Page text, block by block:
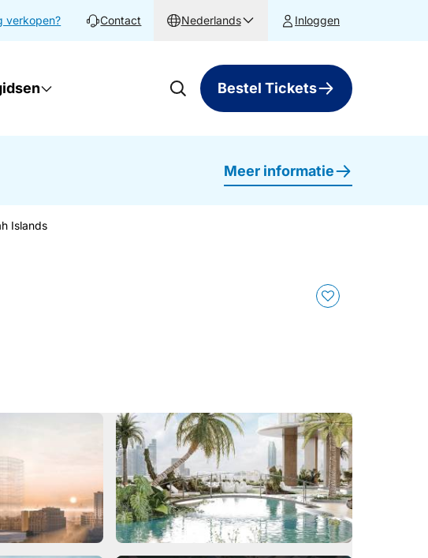
verkopen? Contact Nederlands Inloggen
Bestel Tickets
Meer informatie
Islands